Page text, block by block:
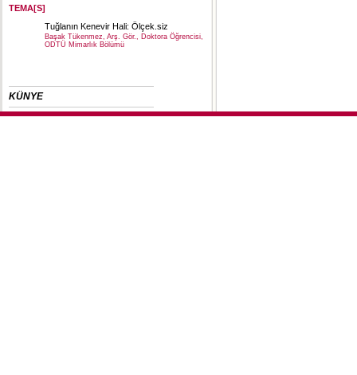
TEMA[S]
Tuğlanın Kenevir Hali: Ölçek.siz
Başak Tükenmez, Arş. Gör., Doktora Öğrencisi,
ODTÜ Mimarlık Bölümü
KÜNYE